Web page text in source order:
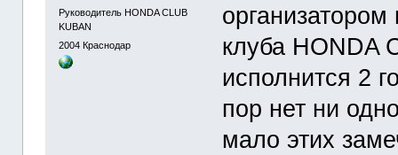
Руководитель HONDA CLUB
KUBAN
2004 Краснодар
клуба HONDA
исполнится 2
пор нет ни
мало этих